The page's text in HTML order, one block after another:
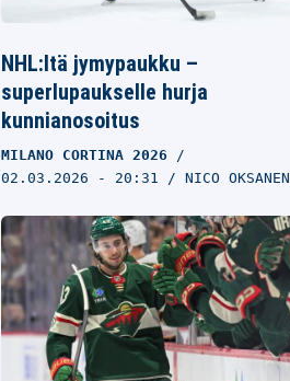
NHL:ltä jymypaukku –
superlupaukselle hurja
kunnianosoitus
MILANO CORTINA 2026
02.03.2026 - 20:31 NICO OKSANEN